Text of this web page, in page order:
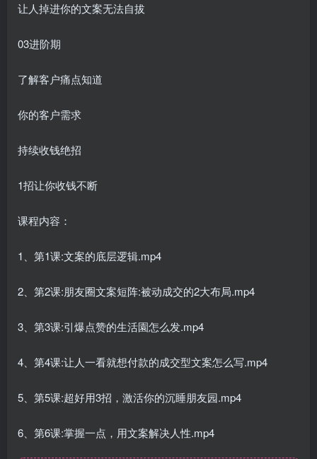
让人掉进你的文案无法自拔
03进阶期
了解客户痛点知道
你的客户需求
持续收钱绝招
1招让你收钱不断
课程内容：
1、第1课:文案的底层逻辑.mp4
2、第2课:朋友圈文案短阵:被动成交的2大布局.mp4
3、第3课:引爆点赞的生活園怎么发.mp4
4、第4课:让人一看就想付款的成交型文案怎么写.mp4
5、第5课:超好用3招，激活你的沉睡朋友园.mp4
6、第6课:掌握一点，用文案解决人性.mp4